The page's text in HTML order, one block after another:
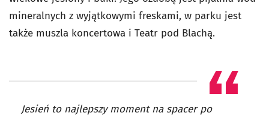
mineralnych z wyjątkowymi freskami, w parku jest
także muszla koncertowa i Teatr pod Blachą.
Jesień to najlepszy moment na spacer po